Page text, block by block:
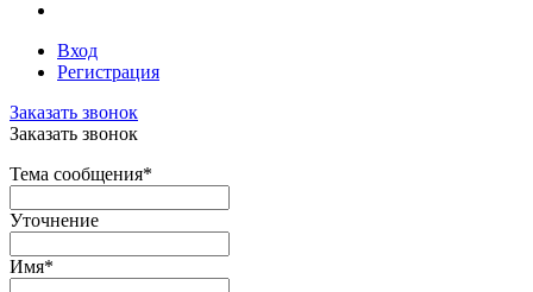
Вход
Регистрация
Заказать звонок
Заказать звонок
Тема сообщения*
Уточнение
Имя*